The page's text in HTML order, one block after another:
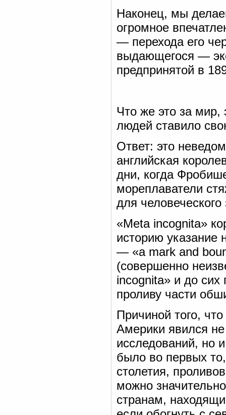
Наконец, мы
огромное
— перехода его
выдающегося —
предпринятой в
Что же это за мир,
людей ставило
Ответ: это
английская
дни, когда
мореплаватели
для
«Meta incognita»
историю указание
— «a mark and
(совершенно
incognita» и до сих
проливу части
Причиной того,
Америки явился
исследований, но
было во первых
столетия,
можно
странам,